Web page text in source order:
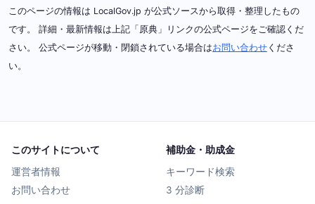
このページの情報は LocalGov.jp が公式ソースから取得・整理したもの
です。 詳細・最新情報は上記「原典」リンクの公式ページをご確認くだ
さい。 公式ページが移動・閉鎖されている場合はお問い合わせ くださ
い。
このサイトについて
運営者情報
お問い合わせ
補助金・助成金
キーワード検索
3 分診断